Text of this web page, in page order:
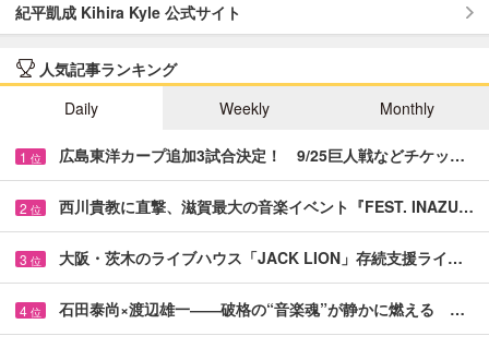
紀平凱成 Kihira Kyle 公式サイト
人気記事ランキング
Daily
Weekly Monthly
1 位 広島東洋カープ追加3試合決定！ 9/25巨人戦などチケッ…
2 位 西川貴教に直撃、滋賀最大の音楽イベント『FEST. INAZU…
3 位 大阪・茨木のライブハウス「JACK LION」存続支援ライ…
4 位 石田泰尚×渡辺雄一――破格の“音楽魂”が静かに燃える …